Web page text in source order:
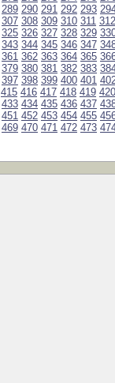
289 290 291 292 293
307 308 309 310 311 312
325 326 327 328 329
343 344 345 346 347
361 362 363 364 365
379 380 381 382 383
397 398 399 400 401
415 416 417 418 419 420
433 434 435 436 437
451 452 453 454 455
469 470 471 472 473